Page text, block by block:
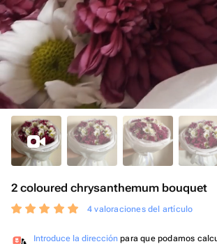
2 coloured chrysanthemum bouquet
4 valoraciones del artículo
Introduce la dirección para que podamos